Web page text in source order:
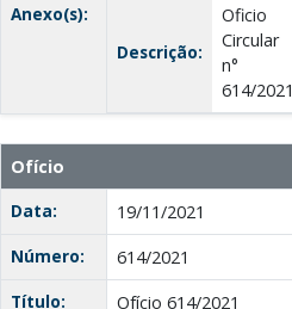
Anexo(s):
Descrição:
Oficio
Circular
n°
614/2021
Ofício
Data:
19/11/2021
Número:
614/2021
Título:
Ofício 614/2021